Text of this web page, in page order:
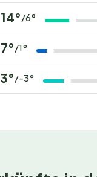
14°/6°
7°/1°
3°/-3°